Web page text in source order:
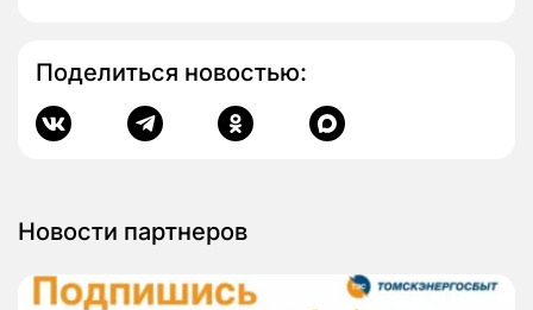
Поделиться новостью:
Новости партнеров